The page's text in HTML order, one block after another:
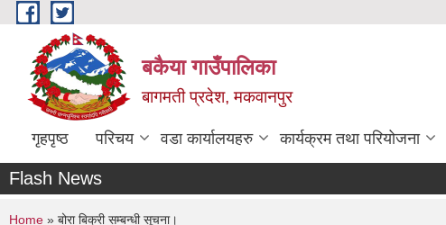
Skip to main content
बकैया गाउँपालिका
बागमती प्रदेश, मकवानपुर
गृहपृष्ठ परिचय वडा कार्यालयहरु कार्यक्रम तथा परियोजना
Flash News
Home » बोरा बिक्री सम्बन्धी सूचना।